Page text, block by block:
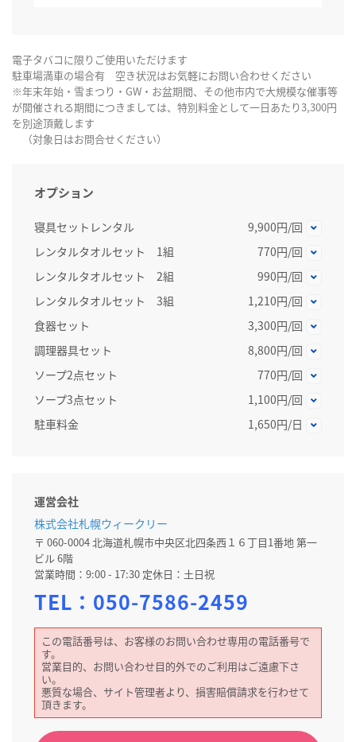
電子タバコに限りご使用いただけます
駐車場満車の場合有 空き状況はお気軽にお問い合わせください
※年末年始・雪まつり・GW・お盆期間、その他市内で大規模な催事等
が開催される期間につきましては、特別料金として一日あたり3,300円
を別途頂戴します
（対象日はお問合せください）
オプション
寝具セットレンタル
9,900円/回
レンタルタオルセット 1組
770円/回
レンタルタオルセット 2組
990円/回
レンタルタオルセット 3組
1,210円/回
食器セット
3,300円/回
調理器具セット
8,800円/回
ソープ2点セット
770円/回
ソープ3点セット
1,100円/回
駐車料金
1,650円/日
運営会社
株式会社札幌ウィークリー
〒 060-0004 北海道札幌市中央区北四条西１６丁目1番地 第一
ビル 6階
営業時間：9:00 - 17:30 定休日：土日祝
TEL： 050-7586-2459
この電話番号は、お客様のお問い合わせ専用の電話番号で
す。
営業目的、お問い合わせ目的外でのご利用はご遠慮下さ
い。
悪質な場合、サイト管理者より、損害賠償請求を行わせて
頂きます。